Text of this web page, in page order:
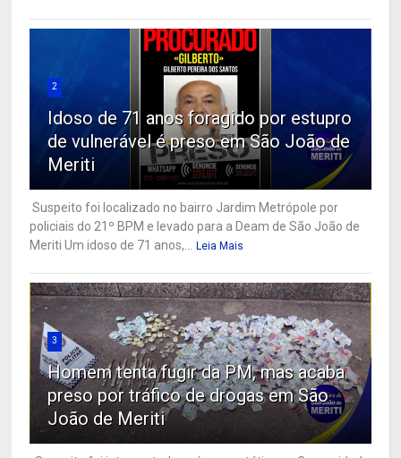
2
Idoso de 71 anos foragido por estupro
de vulnerável é preso em São João de
Meriti
Suspeito foi localizado no bairro Jardim Metrópole por
policiais do 21º BPM e levado para a Deam de São João de
Meriti Um idoso de 71 anos,... Leia Mais
3
Homem tenta fugir da PM, mas acaba
preso por tráfico de drogas em São
João de Meriti